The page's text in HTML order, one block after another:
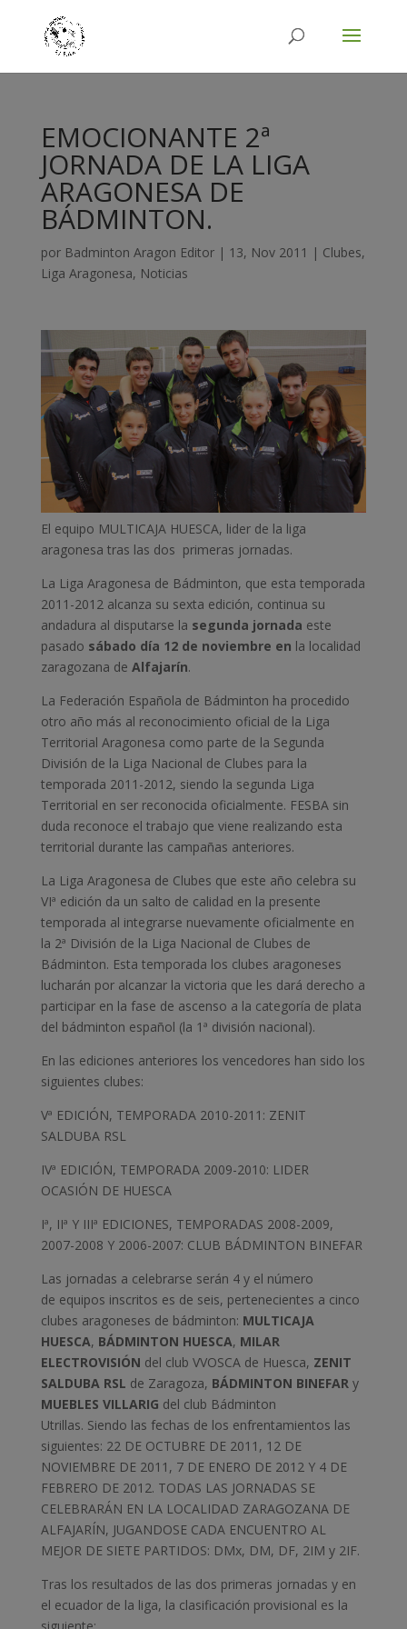
EMOCIONANTE 2ª
JORNADA DE LA LIGA
ARAGONESA DE
BÁDMINTON.
por Badminton Aragon Editor| 13, Nov 2011 | Clubes,
Liga Aragonesa, Noticias
El equipo MULTICAJA HUESCA, lider de la liga
aragonesa tras las dos primeras jornadas.
La Liga Aragonesa de Bádminton, que esta temporada
2011-2012 alcanza su sexta edición, continua su
andadura al disputarse la segunda jornada este
pasado sábado día 12 de noviembre en la localidad
zaragozana de Alfajarín.
La Federación Española de Bádminton ha procedido
otro año más al reconocimiento oficial de la Liga
Territorial Aragonesa como parte de la Segunda
División de la Liga Nacional de Clubes para la
temporada 2011-2012, siendo la segunda Liga
Territorial en ser reconocida oficialmente. FESBA sin
duda reconoce el trabajo que viene realizando esta
territorial durante las campañas anteriores.
La Liga Aragonesa de Clubes que este año celebra su
VIª edición da un salto de calidad en la presente
temporada al integrarse nuevamente oficialmente en
la 2ª División de la Liga Nacional de Clubes de
Bádminton. Esta temporada los clubes aragoneses
lucharán por alcanzar la victoria que les dará derecho a
participar en la fase de ascenso a la categoría de plata
del bádminton español (la 1ª división nacional).
En las ediciones anteriores los vencedores han sido los
siguientes clubes:
Vª EDICIÓN, TEMPORADA 2010-2011: ZENIT
SALDUBA RSL
IVª EDICIÓN, TEMPORADA 2009-2010: LIDER
OCASIÓN DE HUESCA
Iª, IIª Y IIIª EDICIONES, TEMPORADAS 2008-2009,
2007-2008 Y 2006-2007: CLUB BÁDMINTON BINEFAR
Las jornadas a celebrarse serán 4 y el número
de equipos inscritos es de seis, pertenecientes a cinco
clubes aragoneses de bádminton: MULTICAJA
HUESCA, BÁDMINTON HUESCA, MILAR
ELECTROVISIÓN del club VVOSCA de Huesca, ZENIT
SALDUBA RSL de Zaragoza, BÁDMINTON BINEFARy
MUEBLES VILLARIG del club Bádminton
Utrillas. Siendo las fechas de los enfrentamientos las
siguientes: 22 DE OCTUBRE DE 2011, 12 DE
NOVIEMBRE DE 2011, 7 DE ENERO DE 2012 Y 4 DE
FEBRERO DE 2012. TODAS LAS JORNADAS SE
CELEBRARÁN EN LA LOCALIDAD ZARAGOZANA DE
ALFAJARÍN, JUGANDOSE CADA ENCUENTRO AL
MEJOR DE SIETE PARTIDOS: DMx, DM, DF, 2IM y 2IF.
Tras los resultados de las dos primeras jornadas y en
el ecuador de la liga, la clasificación provisional es la